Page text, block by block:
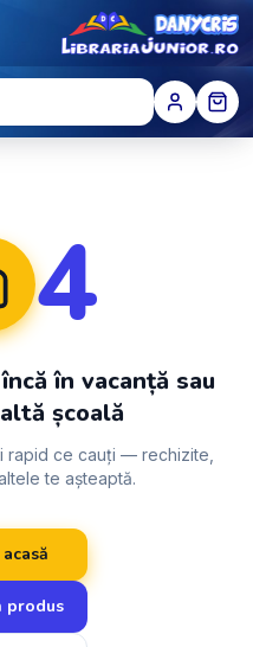
4
în vacanță sau
școală
rapid ce cauți — rechizite,
te așteaptă.
produs